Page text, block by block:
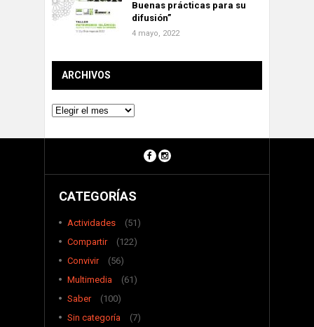
Buenas prácticas para su
difusión”
4 mayo, 2022
ARCHIVOS
Archivos
CATEGORÍAS
Actividades
(51)
Compartir
(122)
Convivir
(56)
Multimedia
(61)
Saber
(100)
Sin categoría
(7)